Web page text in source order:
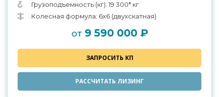
Грузоподъемность (кг): 19 300* кг
Колесная формула: 6х6 (двухскатная)
от 9 590 000 ₽
ЗАПРОСИТЬ КП
РАССЧИТАТЬ ЛИЗИНГ